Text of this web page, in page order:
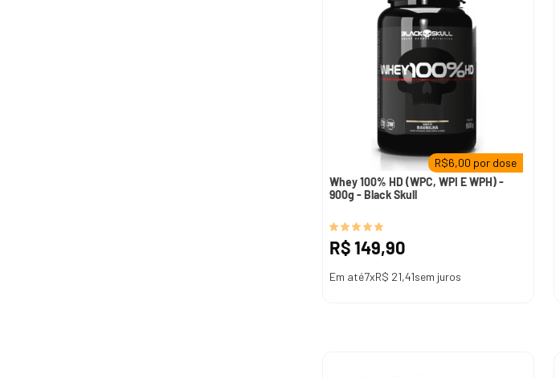
R$6,00 por dose
Whey 100% HD (WPC, WPI E WPH) -
900g - Black Skull
R$ 149,90
Em até7xR$ 21,41sem juros